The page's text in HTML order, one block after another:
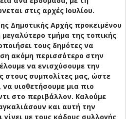
στις αρχές Ιουλίου.
Δημοτικής Αρχής προκειμένου
τμήμα της τοπικής
τους δημότες να
ακόμη περισσότερο στην
να ενισχύσουμε την
στους συμπολίτες μας, ώστε
να υιοθετήσουμε μια πιο
στο περιβάλλον. Καλούμε
και αυτή την
με τους κάδους συλλογής